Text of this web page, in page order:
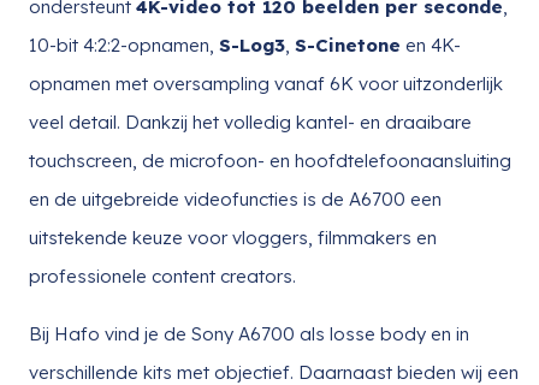
ondersteunt 4K-video tot 120 beelden per seconde,
10-bit 4:2:2-opnamen, S-Log3, S-Cinetone en 4K-
opnamen met oversampling vanaf 6K voor uitzonderlijk
veel detail. Dankzij het volledig kantel- en draaibare
touchscreen, de microfoon- en hoofdtelefoonaansluiting
en de uitgebreide videofuncties is de A6700 een
uitstekende keuze voor vloggers, filmmakers en
professionele content creators.
Bij Hafo vind je de Sony A6700 als losse body en in
verschillende kits met objectief. Daarnaast bieden wij een